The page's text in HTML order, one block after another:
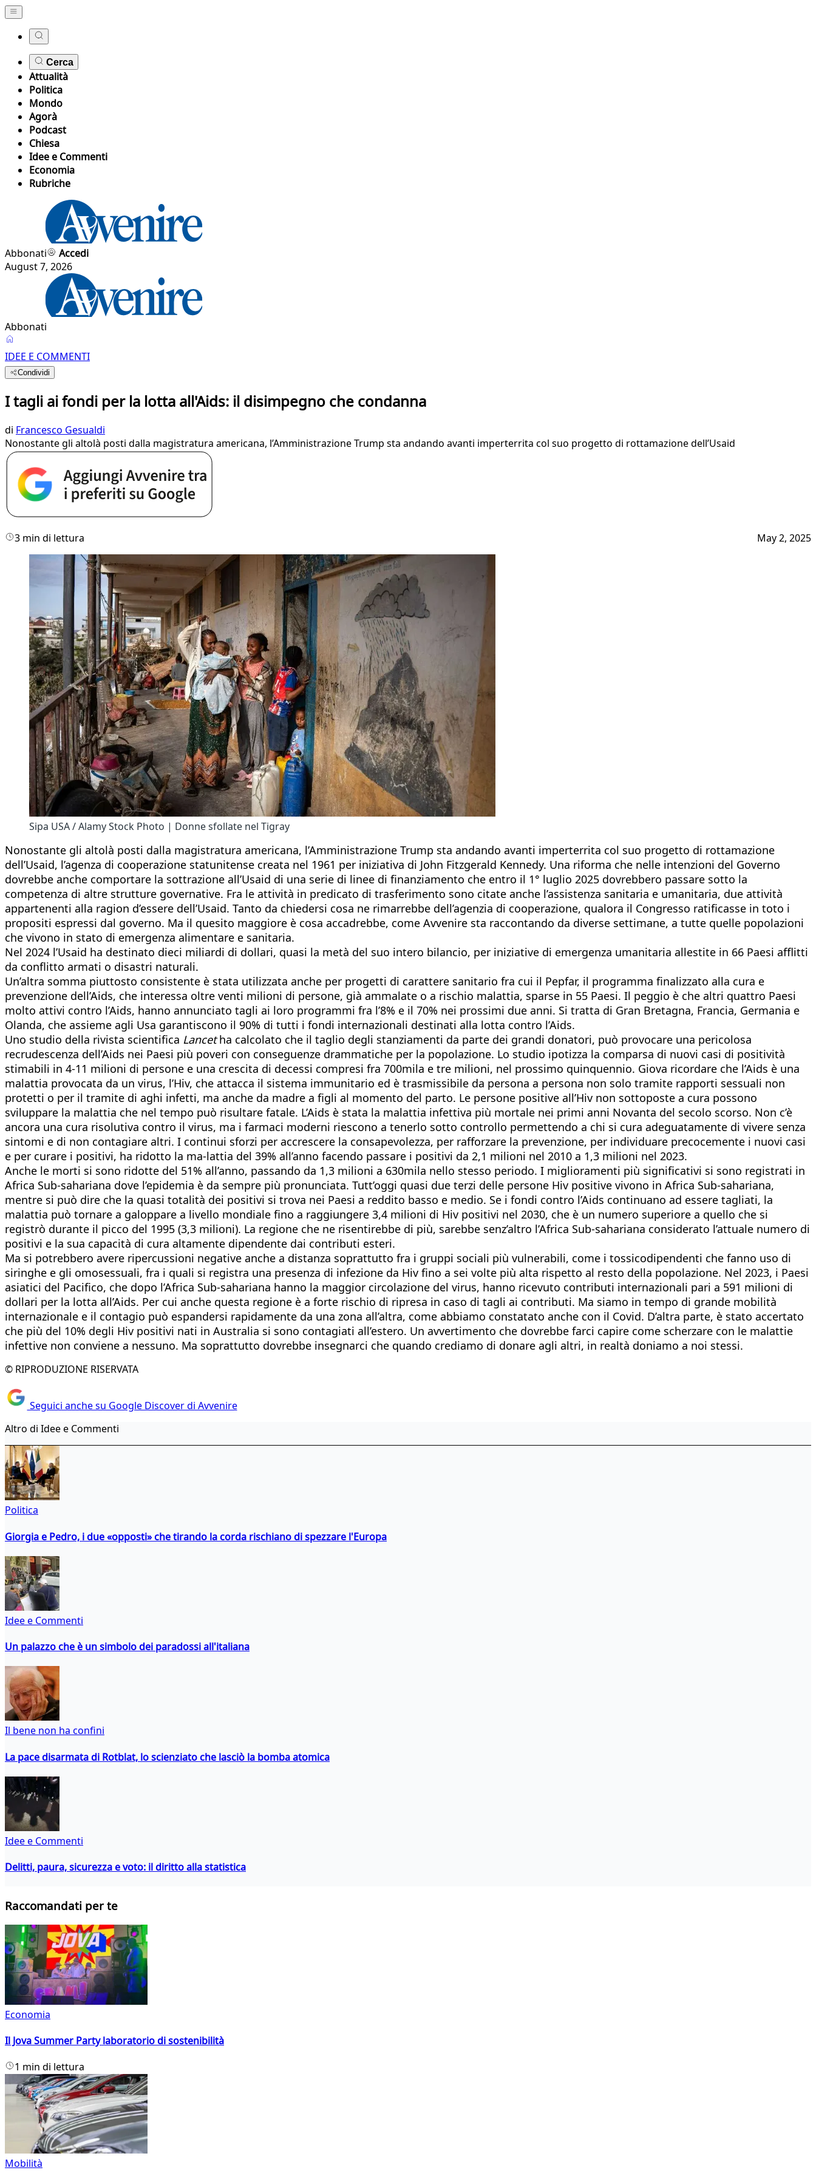
Cerca
Attualità
Politica
Mondo
Agorà
Podcast
Chiesa
Idee e Commenti
Economia
Rubriche
Abbonati
Accedi
August 7, 2026
Abbonati
IDEE E COMMENTI
Condividi
I tagli ai fondi per la lotta all'Aids: il disimpegno che condanna
di Francesco Gesualdi
Nonostante gli altolà posti dalla magistratura americana, l’Amministrazione Trump sta andando avanti imperterrita col suo progetto di rottamazione dell’Usaid
3 min di lettura May 2, 2025
Sipa USA / Alamy Stock Photo | Donne sfollate nel Tigray
Nonostante gli altolà posti dalla magistratura americana, l’Amministrazione Trump sta andando avanti imperterrita col suo progetto di rottamazione
dell’Usaid, l’agenza di cooperazione statunitense creata nel 1961 per iniziativa di John Fitzgerald Kennedy. Una riforma che nelle intenzioni del Governo
dovrebbe anche comportare la sottrazione all’Usaid di una serie di linee di finanziamento che entro il 1° luglio 2025 dovrebbero passare sotto la
competenza di altre strutture governative. Fra le attività in predicato di trasferimento sono citate anche l’assistenza sanitaria e umanitaria, due attività
appartenenti alla ragion d’essere dell’Usaid. Tanto da chiedersi cosa ne rimarrebbe dell’agenzia di cooperazione, qualora il Congresso ratificasse in toto i
propositi espressi dal governo. Ma il quesito maggiore è cosa accadrebbe, come Avvenire sta raccontando da diverse settimane, a tutte quelle popolazioni
che vivono in stato di emergenza alimentare e sanitaria.
Nel 2024 l’Usaid ha destinato dieci miliardi di dollari, quasi la metà del suo intero bilancio, per iniziative di emergenza umanitaria allestite in 66 Paesi afflitti
da conflitto armati o disastri naturali.
Un’altra somma piuttosto consistente è stata utilizzata anche per progetti di carattere sanitario fra cui il Pepfar, il programma finalizzato alla cura e
prevenzione dell’Aids, che interessa oltre venti milioni di persone, già ammalate o a rischio malattia, sparse in 55 Paesi. Il peggio è che altri quattro Paesi
molto attivi contro l’Aids, hanno annunciato tagli ai loro programmi fra l’8% e il 70% nei prossimi due anni. Si tratta di Gran Bretagna, Francia, Germania e
Olanda, che assieme agli Usa garantiscono il 90% di tutti i fondi internazionali destinati alla lotta contro l’Aids.
Uno studio della rivista scientifica Lancetha calcolato che il taglio degli stanziamenti da parte dei grandi donatori, può provocare una pericolosa
recrudescenza dell’Aids nei Paesi più poveri con conseguenze drammatiche per la popolazione. Lo studio ipotizza la comparsa di nuovi casi di positività
stimabili in 4-11 milioni di persone e una crescita di decessi compresi fra 700mila e tre milioni, nel prossimo quinquennio. Giova ricordare che l’Aids è una
malattia provocata da un virus, l’Hiv, che attacca il sistema immunitario ed è trasmissibile da persona a persona non solo tramite rapporti sessuali non
protetti o per il tramite di aghi infetti, ma anche da madre a figli al momento del parto. Le persone positive all’Hiv non sottoposte a cura possono
sviluppare la malattia che nel tempo può risultare fatale. L’Aids è stata la malattia infettiva più mortale nei primi anni Novanta del secolo scorso. Non c’è
ancora una cura risolutiva contro il virus, ma i farmaci moderni riescono a tenerlo sotto controllo permettendo a chi si cura adeguatamente di vivere senza
sintomi e di non contagiare altri. I continui sforzi per accrescere la consapevolezza, per rafforzare la prevenzione, per individuare precocemente i nuovi casi
e per curare i positivi, ha ridotto la ma-lattia del 39% all’anno facendo passare i positivi da 2,1 milioni nel 2010 a 1,3 milioni nel 2023.
Anche le morti si sono ridotte del 51% all’anno, passando da 1,3 milioni a 630mila nello stesso periodo. I miglioramenti più significativi si sono registrati in
Africa Sub-sahariana dove l’epidemia è da sempre più pronunciata. Tutt’oggi quasi due terzi delle persone Hiv positive vivono in Africa Sub-sahariana,
mentre si può dire che la quasi totalità dei positivi si trova nei Paesi a reddito basso e medio. Se i fondi contro l’Aids continuano ad essere tagliati, la
malattia può tornare a galoppare a livello mondiale fino a raggiungere 3,4 milioni di Hiv positivi nel 2030, che è un numero superiore a quello che si
registrò durante il picco del 1995 (3,3 milioni). La regione che ne risentirebbe di più, sarebbe senz’altro l’Africa Sub-sahariana considerato l’attuale numero di
positivi e la sua capacità di cura altamente dipendente dai contributi esteri.
Ma si potrebbero avere ripercussioni negative anche a distanza soprattutto fra i gruppi sociali più vulnerabili, come i tossicodipendenti che fanno uso di
siringhe e gli omosessuali, fra i quali si registra una presenza di infezione da Hiv fino a sei volte più alta rispetto al resto della popolazione. Nel 2023, i Paesi
asiatici del Pacifico, che dopo l’Africa Sub-sahariana hanno la maggior circolazione del virus, hanno ricevuto contributi internazionali pari a 591 milioni di
dollari per la lotta all’Aids. Per cui anche questa regione è a forte rischio di ripresa in caso di tagli ai contributi. Ma siamo in tempo di grande mobilità
internazionale e il contagio può espandersi rapidamente da una zona all’altra, come abbiamo constatato anche con il Covid. D’altra parte, è stato accertato
che più del 10% degli Hiv positivi nati in Australia si sono contagiati all’estero. Un avvertimento che dovrebbe farci capire come scherzare con le malattie
infettive non conviene a nessuno. Ma soprattutto dovrebbe insegnarci che quando crediamo di donare agli altri, in realtà doniamo a noi stessi.
© RIPRODUZIONE RISERVATA
Seguici anche su Google Discover di Avvenire
Altro di Idee e Commenti
Politica
Giorgia e Pedro, i due «opposti» che tirando la corda rischiano di spezzare l'Europa
Idee e Commenti
Un palazzo che è un simbolo dei paradossi all'italiana
Il bene non ha confini
La pace disarmata di Rotblat, lo scienziato che lasciò la bomba atomica
Idee e Commenti
Delitti, paura, sicurezza e voto: il diritto alla statistica
Raccomandati per te
Economia
Il Jova Summer Party laboratorio di sostenibilità
1 min di lettura
Mobilità